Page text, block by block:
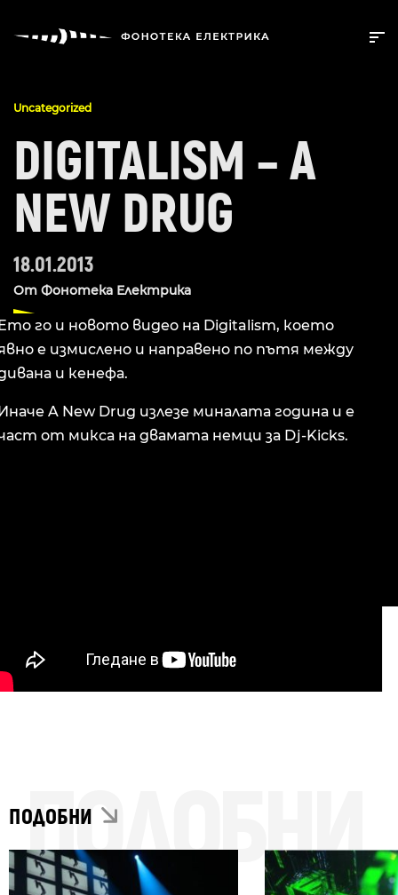
Uncategorized
DIGITALISM – A
NEW DRUG
18.01.2013
От Фонотека Електрика
го и новото видео на Digitalism, което
е измислено и направено по пътя между
и кенефа.
A New Drug излезе миналата година и е
от микса на двамата немци за Dj-Kicks.
ПОДОБНИ
ПОДОБНИ